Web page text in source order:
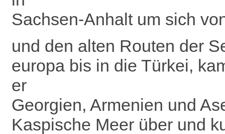
Sachsen-Anhalt um sich
und den alten Routen der
europa bis in die Türkei,
er
Georgien, Armenien und
Kaspische Meer über und